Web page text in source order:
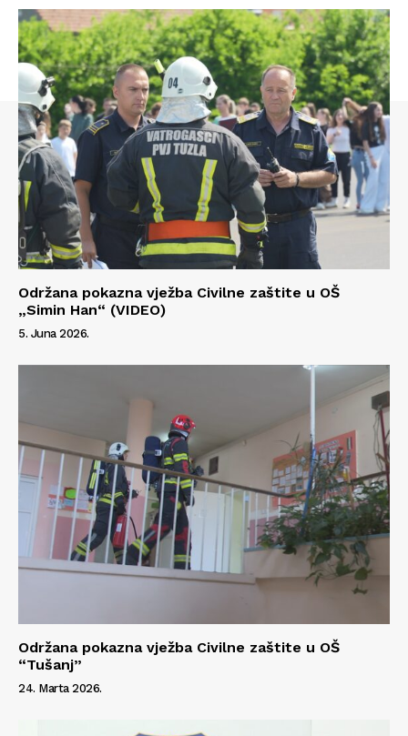
Info
O nama
Kontakt
Impressum
Održana pokazna vježba Civilne zaštite u OŠ
„Simin Han“ (VIDEO)
5. Juna 2026.
Održana pokazna vježba Civilne zaštite u OŠ
“Tušanj”
24. Marta 2026.